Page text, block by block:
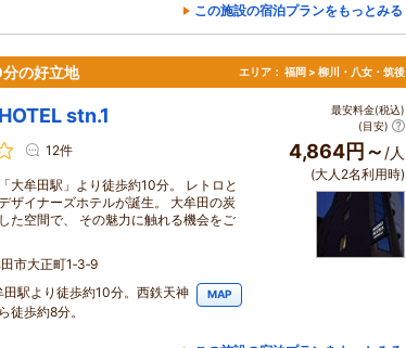
この施設の宿泊プランをもっとみる
の好立地 エリア： 福岡 > 柳川・八女・筑後
stn.1
12件
大牟田駅」より徒歩約10分。 レトロと
ザイナーズホテルが誕生。 大牟田の炭
た空間で、 その魅力に触れる機会をご
市大正町1‐3‐9
田駅より徒歩約10分。西鉄天神
徒歩約8分。
MAP
最安料金(税込)
(目安)
4,864円～ /人
(大人2名利用時)